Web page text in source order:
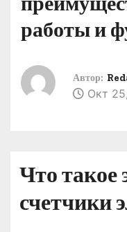
работы и
Автор:
Окт
Что такое
счетчики